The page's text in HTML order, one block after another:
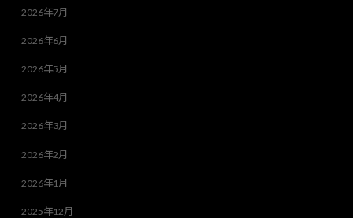
2026年7月
2026年6月
2026年5月
2026年4月
2026年3月
2026年2月
2026年1月
2025年12月